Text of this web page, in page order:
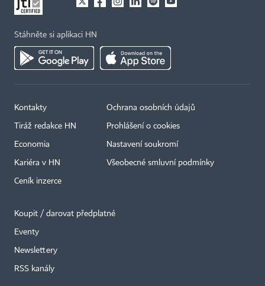
Stáhněte si aplikaci HN
Kontakty
Tiráž redakce HN
Economia
Kariéra v HN
Ceník inzerce
Ochrana osobních údajů
Prohlášení o cookies
Nastavení soukromí
Všeobecné smluvní podmínky
Koupit / darovat předplatné
Eventy
Newslettery
RSS kanály